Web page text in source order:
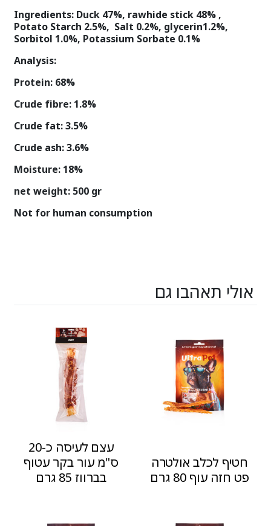
Ingredients: Duck 47%, rawhide stick 48% ,
Potato Starch 2.5%, Salt 0.2%, glycerin1.2%,
Sorbitol 1.0%, Potassium Sorbate 0.1%
:Analysis
Protein: 68%
Crude fibre: 1.8%
Crude fat: 3.5%
Crude ash: 3.6%
Moisture: 18%
net weight: 500 gr
Not for human consumption
אולי תאהבו גם
חטיף לכלב אולטרה
פט חזה עוף 80 גרם
עצם לעיסה כ-20
ס"מ עור בקר עטוף
בברווז 85 גרם